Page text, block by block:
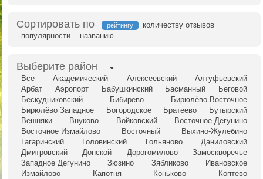
Сортировать по рейтингу
количеству отзывов
популярности
названию
Выберите район
Все Академический Алексеевский
Алтуфьевский
Арбат
Аэропорт Бабушкинский Басманный
Беговой
Бескудниковский
Бибирево
Бирюлёво Восточное
Бирюлёво Западное
Богородское Братеево
Бутырский
Вешняки
Внуково Войковский
Восточное Дегунино
Восточное Измайлово
Восточный
Выхино-Жулебино
Гагаринский
Головинский Гольяново
Даниловский
Дмитровский
Донской Дорогомилово
Замоскворечье
Западное Дегунино
Зюзино Зябликово
Ивановское
Измайлово
Капотня Коньково
Коптево